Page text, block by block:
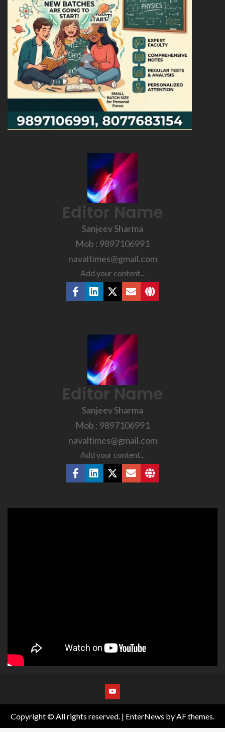
Editor Name
Sanjeev Sharma
Mob : 9897106991
navaltimes@gmail.com
Add your content...
Editor Name
Sanjeev Sharma
Mob : 9897106991
navaltimes@gmail.com
Add your content...
Copyright © All rights reserved. | EnterNews by AF themes.